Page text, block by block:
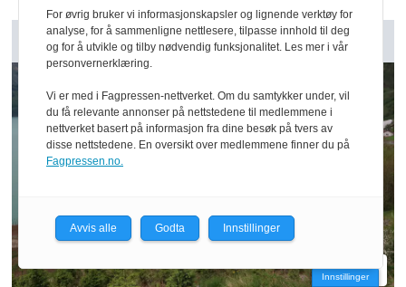
GARDSANALYSE:
Innstillinger
For øvrig bruker vi informasjonskapsler og lignende verktøy for
analyse, for å sammenligne nettlesere, tilpasse innhold til deg
og for å utvikle og tilby nødvendig funksjonalitet. Les mer i vår
personvernerklæring.
Vi er med i Fagpressen-nettverket. Om du samtykker under, vil
du få relevante annonser på nettstedene til medlemmene i
nettverket basert på informasjon fra dine besøk på tvers av
disse nettstedene. En oversikt over medlemmene finner du på
Fagpressen.no.
Avvis alle Godta Innstillinger